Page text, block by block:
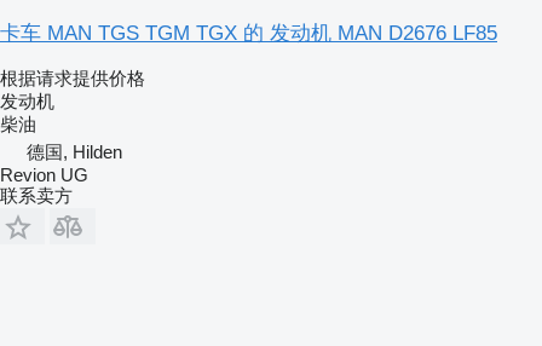
卡车 MAN TGS TGM TGX 的 发动机 MAN D2676 LF85
根据请求提供价格
发动机
柴油
德国, Hilden
Revion UG
联系卖方